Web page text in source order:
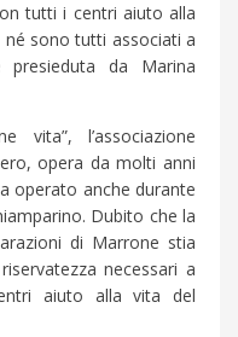
tutti i centri aiuto alla
sono tutti associati a
presieduta da Marina
vita”, l’associazione
opera da molti anni
operato anche durante
Dubito che la
di Marrone stia
necessari a
aiuto alla vita del